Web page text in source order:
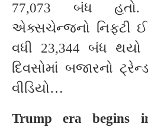
77,073 બંધ
એક્સચેન્જનો નિફ્ટી
વધી 23,344 બંધ
દિવસોમાં બજારનો
વીડિયો…
Trump era begins